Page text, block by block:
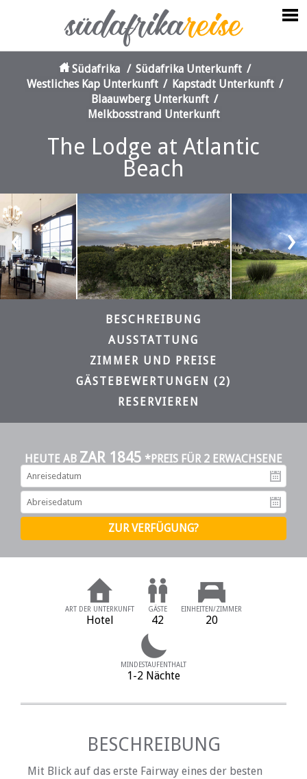
Südafrika / Südafrika Unterkunft /
Westliches Kap Unterkunft / Kapstadt Unterkunft /
Blaauwberg Unterkunft /
Melkbosstrand Unterkunft
The Lodge at Atlantic
Beach
‹ ›
BESCHREIBUNG
AUSSTATTUNG
ZIMMER UND PREISE
GÄSTEBEWERTUNGEN (2)
RESERVIEREN
HEUTE AB ZAR 1845 *PREIS FÜR 2 ERWACHSENE
ART DER UNTERKUNFT
Hotel
GÄSTE
42
EINHEITEN/ZIMMER
20
MINDESTAUFENTHALT
1-2 Nächte
BESCHREIBUNG
Mit Blick auf das erste Fairway eines der besten